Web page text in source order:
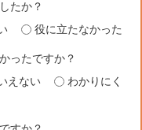
たか？
役に立たなかった
ったですか？
えない
わかりにく